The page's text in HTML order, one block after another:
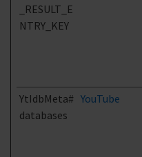
_RESULT_E
NTRY_KEY
YtIdbMeta#
databases
YouTube